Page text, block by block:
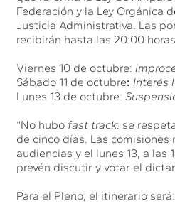
Federación y la Ley Orgánica
Justicia Administrativa. Las
recibirán hasta las 20:00
Viernes 10 de octubre:
Sábado 11 de octubre: Interés
Lunes 13 de octubre:
“No hubo fast track: se
de cinco días. Las
audiencias y el lunes 13, a las
prevén discutir y votar el
Para el Pleno, el itinerario será: